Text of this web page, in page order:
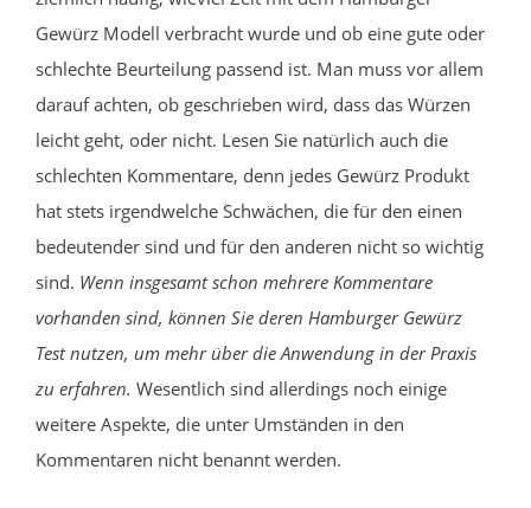
Gewürz Modell verbracht wurde und ob eine gute oder
schlechte Beurteilung passend ist. Man muss vor allem
darauf achten, ob geschrieben wird, dass das Würzen
leicht geht, oder nicht. Lesen Sie natürlich auch die
schlechten Kommentare, denn jedes Gewürz Produkt
hat stets irgendwelche Schwächen, die für den einen
bedeutender sind und für den anderen nicht so wichtig
sind. Wenn insgesamt schon mehrere Kommentare
vorhanden sind, können Sie deren Hamburger Gewürz
Test nutzen, um mehr über die Anwendung in der Praxis
zu erfahren. Wesentlich sind allerdings noch einige
weitere Aspekte, die unter Umständen in den
Kommentaren nicht benannt werden.